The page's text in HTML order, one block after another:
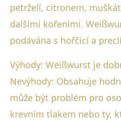
petrželí, citronem,
dalšími kořeními.
podávána s hořčicí a
Výhody: Weißwurst je
Nevýhody: Obsahuje
může být problém pro
krevním tlakem nebo ty,